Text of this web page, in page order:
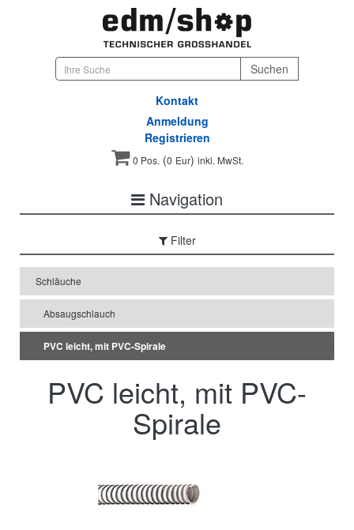
Kontakt
Anmeldung
Registrieren
0 Pos.(0 Eur) inkl. MwSt.
Navigation
Filter
Schläuche
Absaugschlauch
PVC leicht, mit PVC-Spirale
PVC leicht, mit PVC-
Spirale